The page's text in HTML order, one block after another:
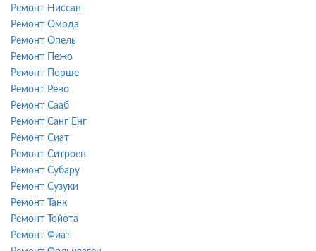
Ремонт Ниссан
Ремонт Омода
Ремонт Опель
Ремонт Пежо
Ремонт Порше
Ремонт Рено
Ремонт Сааб
Ремонт Санг Енг
Ремонт Сиат
Ремонт Ситроен
Ремонт Субару
Ремонт Сузуки
Ремонт Танк
Ремонт Тойота
Ремонт Фиат